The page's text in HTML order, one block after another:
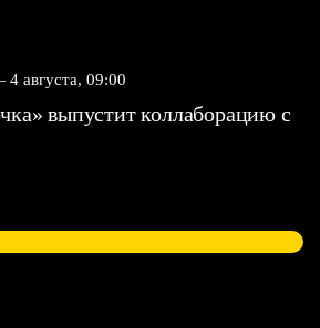
4 августа, 09:00
выпустит коллаборацию с